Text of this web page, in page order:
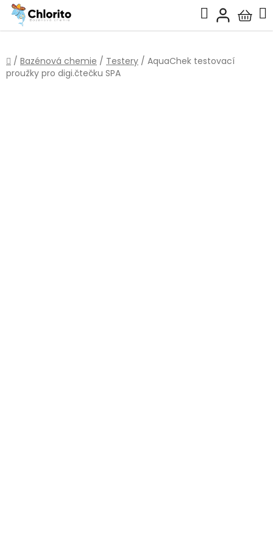
Přejít
obsah
Hledat
košík
Domů
/ Bazénová chemie / Testery / AquaChek testovací
proužky pro digi.čtečku SPA